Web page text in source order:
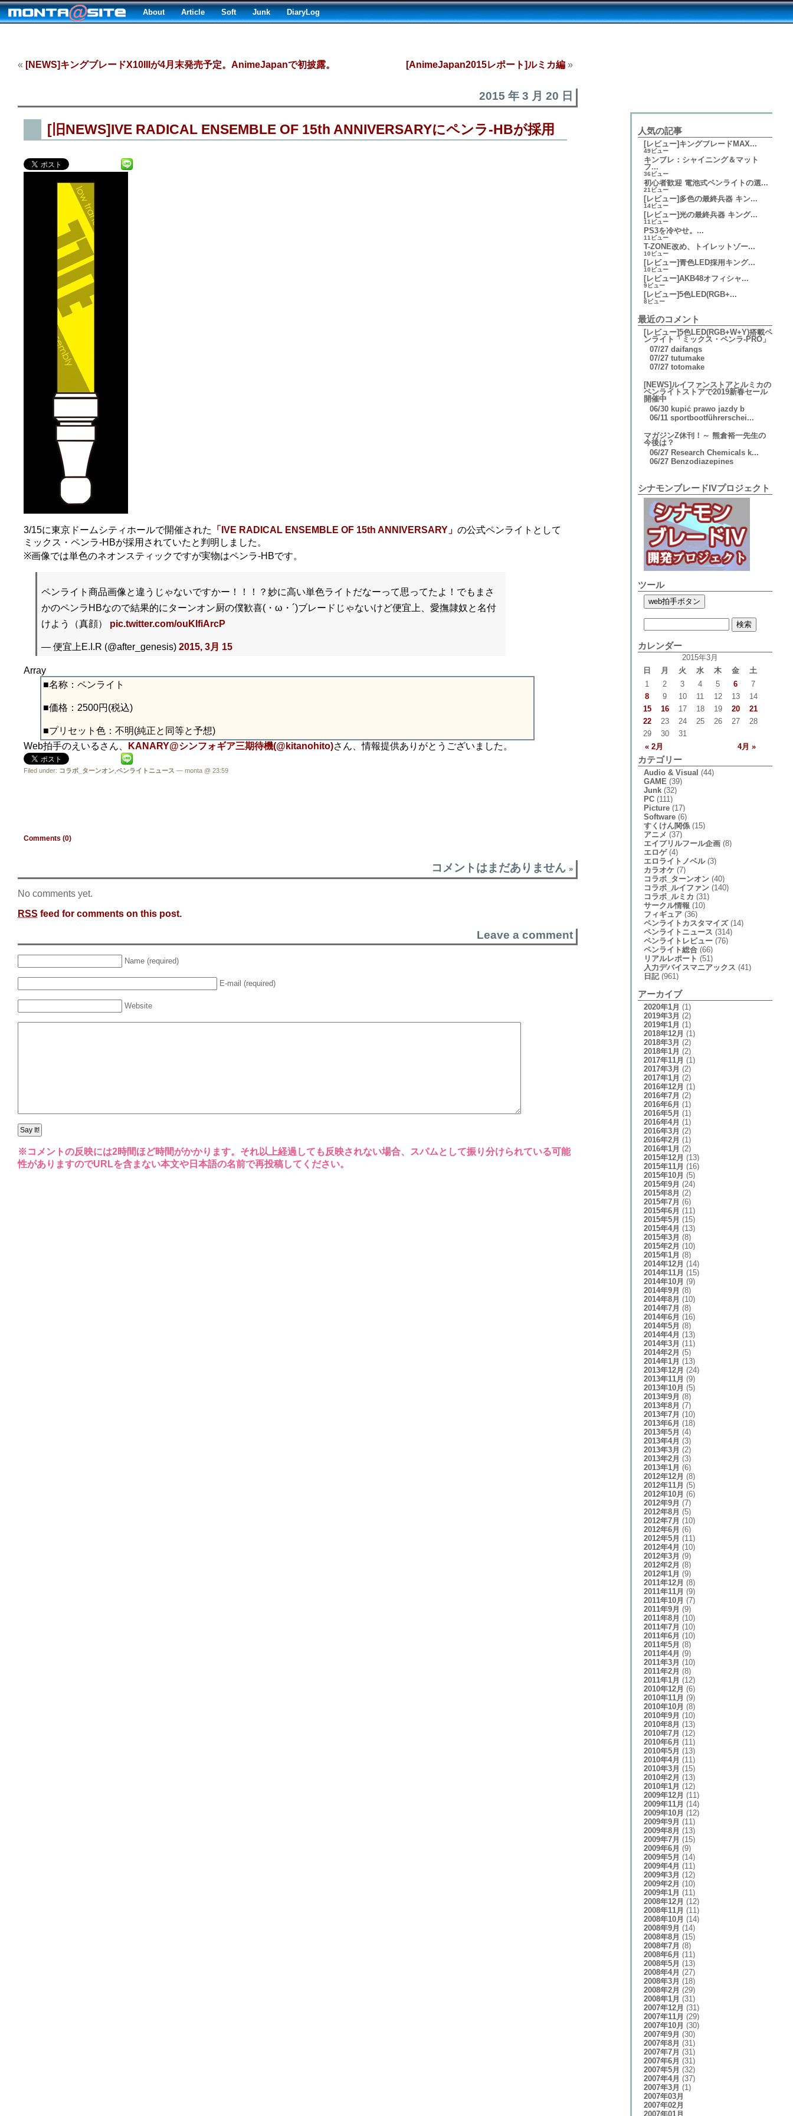
About Article Soft Junk DiaryLog
« [NEWS]キングブレードX10IIIが4月末発売予定。AnimeJapanで初披露。 [AnimeJapan2015レポート]ルミカ編»
2015 年 3 月 20 日
[旧NEWS]IVE RADICAL ENSEMBLE OF 15th ANNIVERSARYにペンラ-HBが採用
3/15に東京ドームシティホールで開催された 「IVE RADICAL ENSEMBLE OF 15th ANNIVERSARY」 の公式ペンライトとして
ミックス・ペンラ-HBが採用されていたと判明しました。
※画像では単色のネオンスティックですが実物はペンラ-HBです。
ペンライト商品画像と違うじゃないですかー！！！？妙に高い単色ライトだなーって思ってたよ！でもまさ
かのペンラHBなので結果的にターンオン厨の僕歓喜(・ω・´)ブレードじゃないけど便宜上、愛撫隷奴と名付
けよう（真顔） pic.twitter.com/ouKIfiArcP
— 便宜上E.I.R (@after_genesis) 2015, 3月 15
Array
■名称：ペンライト
■価格：2500円(税込)
■プリセット色：不明(純正と同等と予想)
Web拍手のえいるさん、
KANARY@シンフォギア三期待機(@kitanohito)さん、情報提供ありがとうございました。
Filed under: コラボ_ターンオン ペンライトニュース — monta @ 23:59
Comments (0)
コメントはまだありません »
No comments yet.
RSS feed for comments on this post.
Leave a comment
Name (required)
E-mail (required)
Website
※コメントの反映には2時間ほど時間がかかります。それ以上経過しても反映されない場合、スパムとして振り分けられている可能
性がありますのでURLを含まない本文や日本語の名前で再投稿してください。
人気の記事
[レビュー]キングブレードMAX...
49ビュー
キンブレ：シャイニング＆マット
フ...
36ビュー
初心者歓迎 電池式ペンライトの選...
21ビュー
[レビュー]多色の最終兵器 キン...
14ビュー
[レビュー]光の最終兵器 キング...
11ビュー
PS3を冷やせ。...
11ビュー
T-ZONE改め、トイレットゾー...
10ビュー
[レビュー]青色LED採用キング...
10ビュー
[レビュー]AKB48オフィシャ...
9ビュー
[レビュー]5色LED(RGB+...
8ビュー
最近のコメント
[レビュー]5色LED(RGB+W+Y)搭載ペ
ンライト「ミックス・ペンラ-PRO」
07/27 daifangs
07/27 tutumake
07/27 totomake
[NEWS]ルイファンストアとルミカの
ペンライトストアで2019新春セール
開催中
06/30 kupić prawo jazdy b
06/11 sportbootführerschei...
マガジンZ休刊！～ 熊倉裕一先生の
今後は？
06/27 Research Chemicals k...
06/27 Benzodiazepines
シナモンブレードIVプロジェクト
ツール
カレンダー
2015年3月
日
月 火 水 木 金 土
« 2月 4月 »
1 2 3 4 5 6
7
8
9 10 11 12 13
14
15
16 17 18 19 20
21
22
23 24 25 26 27
28
29
30 31
カテゴリー
Audio & Visual (44)
GAME (39)
Junk(32)
PC(111)
Picture(17)
Software(6)
すくけん関係(15)
アニメ (37)
エイプリルフール企画(8)
エロゲ(4)
エロライトノベル(3)
カラオケ(7)
コラボ_ターンオン(40)
コラボ_ルイファン(140)
コラボ_ルミカ (31)
サークル情報 (10)
フィギュア(36)
ペンライトカスタマイズ(14)
ペンライトニュース (314)
ペンライトレビュー(76)
ペンライト総合(66)
リアルレポート (51)
入力デバイスマニアックス (41)
日記(961)
アーカイブ
2020年1月 (1)
2019年3月 (2)
2019年1月 (1)
2018年12月 (1)
2018年3月 (2)
2018年1月 (2)
2017年11月 (1)
2017年3月 (2)
2017年1月 (2)
2016年12月 (1)
2016年7月 (2)
2016年6月 (1)
2016年5月 (1)
2016年4月 (1)
2016年3月 (2)
2016年2月 (1)
2016年1月 (2)
2015年12月 (13)
2015年11月 (16)
2015年10月 (5)
2015年9月 (24)
2015年8月 (2)
2015年7月 (6)
2015年6月 (11)
2015年5月 (15)
2015年4月 (13)
2015年3月 (8)
2015年2月 (10)
2015年1月 (8)
2014年12月 (14)
2014年11月 (15)
2014年10月 (9)
2014年9月 (8)
2014年8月 (10)
2014年7月 (8)
2014年6月 (16)
2014年5月 (8)
2014年4月 (13)
2014年3月 (11)
2014年2月 (5)
2014年1月 (13)
2013年12月 (24)
2013年11月 (9)
2013年10月 (5)
2013年9月 (8)
2013年8月 (7)
2013年7月 (10)
2013年6月 (18)
2013年5月 (4)
2013年4月 (3)
2013年3月 (2)
2013年2月 (3)
2013年1月 (6)
2012年12月 (8)
2012年11月 (5)
2012年10月 (6)
2012年9月 (7)
2012年8月 (5)
2012年7月 (10)
2012年6月 (6)
2012年5月 (11)
2012年4月 (10)
2012年3月 (9)
2012年2月 (8)
2012年1月 (9)
2011年12月 (8)
2011年11月 (9)
2011年10月 (7)
2011年9月 (9)
2011年8月 (10)
2011年7月 (10)
2011年6月 (10)
2011年5月 (8)
2011年4月 (9)
2011年3月 (10)
2011年2月 (8)
2011年1月 (12)
2010年12月 (6)
2010年11月 (9)
2010年10月 (8)
2010年9月 (10)
2010年8月 (13)
2010年7月 (12)
2010年6月 (11)
2010年5月 (13)
2010年4月 (11)
2010年3月 (15)
2010年2月 (13)
2010年1月 (12)
2009年12月 (11)
2009年11月 (14)
2009年10月 (12)
2009年9月 (11)
2009年8月 (13)
2009年7月 (15)
2009年6月 (9)
2009年5月 (14)
2009年4月 (11)
2009年3月 (12)
2009年2月 (10)
2009年1月 (11)
2008年12月 (12)
2008年11月 (11)
2008年10月 (14)
2008年9月 (14)
2008年8月 (15)
2008年7月 (8)
2008年6月 (11)
2008年5月 (13)
2008年4月 (27)
2008年3月 (18)
2008年2月 (29)
2008年1月 (31)
2007年12月 (31)
2007年11月 (29)
2007年10月 (30)
2007年9月 (30)
2007年8月 (31)
2007年7月 (31)
2007年6月 (31)
2007年5月 (32)
2007年4月 (37)
2007年3月 (1)
2007年03月
2007年02月
2007年01月